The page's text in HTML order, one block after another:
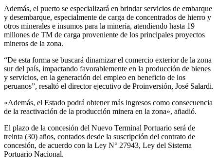
Además, el puerto se especializará en brindar servicios de embarque
y desembarque, especialmente de carga de concentrados de hierro y
otros minerales e insumos para la minería, atendiendo hasta 19
millones de TM de carga proveniente de los principales proyectos
mineros de la zona.
“De esta forma se buscará dinamizar el comercio exterior de la zona
sur del país, impactando favorablemente en la producción de bienes
y servicios, en la generación del empleo en beneficio de los
peruanos”, resaltó el director ejecutivo de Proinversión, José Salardi.
«Además, el Estado podrá obtener más ingresos como consecuencia
de la reactivación de la producción minera en la zona», añadió.
El plazo de la concesión del Nuevo Terminal Portuario será de
treinta (30) años, contados desde la suscripción del contrato de
concesión, de acuerdo con la Ley N° 27943, Ley del Sistema
Portuario Nacional.